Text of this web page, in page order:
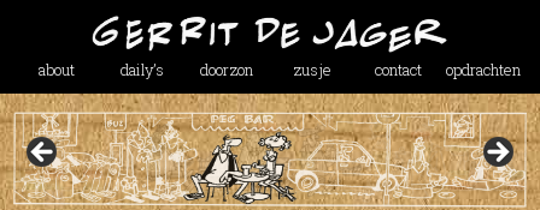
about daily’s doorzon zusje contact opdrachten